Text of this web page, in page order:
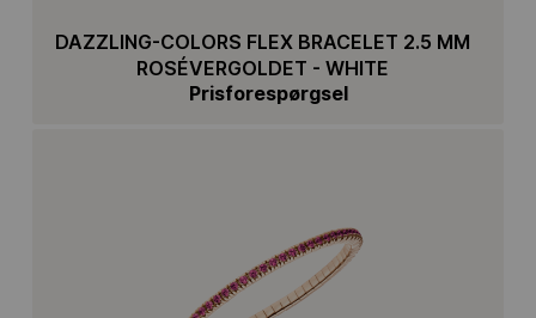
DAZZLING-COLORS FLEX BRACELET 2.5 MM
ROSÉVERGOLDET - WHITE
Prisforespørgsel